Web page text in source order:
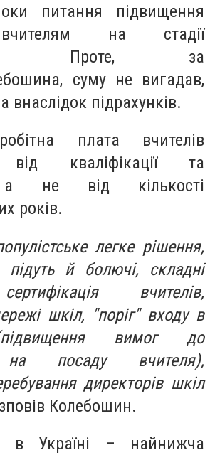
питання підвищення
на стадії
Проте, за
суму не вигадав,
внаслідок підрахунків.
плата вчителів
від кваліфікації та
а не від кількості
років.
легке рішення,
й болючі, складні
вчителів,
шкіл, "поріг" входу в
вимог до
на посаду вчителя),
директорів шкіл
Колебошин.
Україні – найнижча